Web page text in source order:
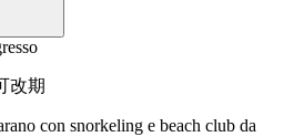
改期
con snorkeling e beach club da